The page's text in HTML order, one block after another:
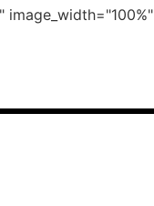
image_width="100%"